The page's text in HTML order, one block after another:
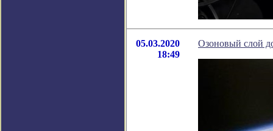
05.03.2020
18:49
Озоновый слой